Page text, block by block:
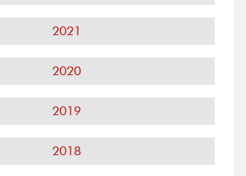
2021
2020
2019
2018